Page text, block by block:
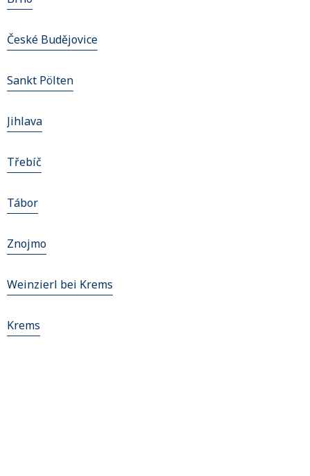
České Budějovice
Sankt Pölten
Jihlava
Třebíč
Tábor
Znojmo
Weinzierl bei Krems
Krems